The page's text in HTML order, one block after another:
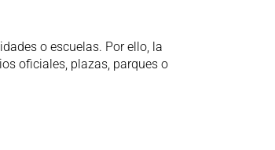
o escuelas. Por ello, la
oficiales, plazas, parques o